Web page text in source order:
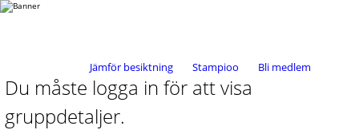
Jämför besiktning Stampioo Bli medlem
Du måste logga in för att visa
gruppdetaljer.